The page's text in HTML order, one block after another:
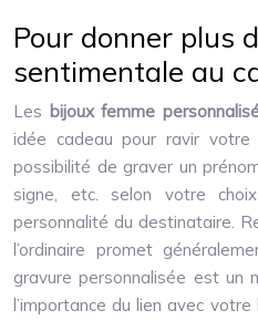
Pour donner plus
sentimentale au
Les bijoux femme
idée cadeau pour ravir
possibilité de graver un
signe, etc. selon votre
personnalité du destinataire.
l’ordinaire promet
gravure personnalisée est un
l’importance du lien avec